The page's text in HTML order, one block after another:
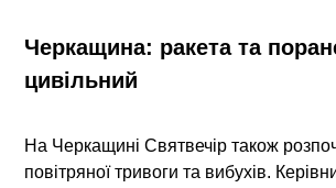
Черкащина: ракета та
цивільний
На Черкащині Святвечір також
повітряної тривоги та вибухів.